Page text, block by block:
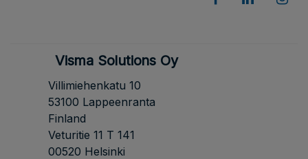
Visma Solutions Oy
Villimiehenkatu 10
53100 Lappeenranta
Finland
Veturitie 11 T 141
00520 Helsinki